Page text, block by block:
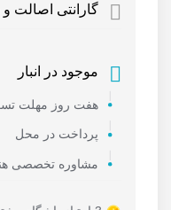
وزن: 1.3 کیلوگرم
ساخت کشور چین
جهتتعمیر انواع
مراجعه نمایید.
گارانتی اصالت
موجود در انبار
هفت روز مهلت
پرداخت در محل
مشاوره تخصصی